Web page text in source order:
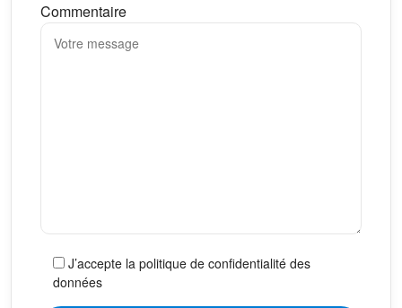
Commentaire
J’accepte la politique de confidentialité des
données